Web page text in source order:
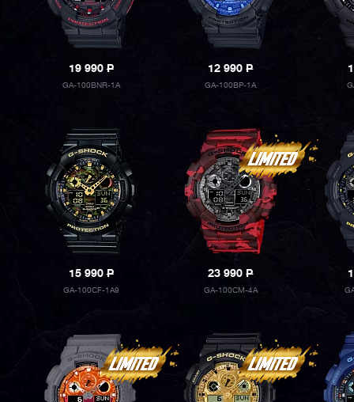
19 990P
GA-100BNR-1A
12 990P
GA-100BP-1A
15 990P
GA-100CF-1A9
23 990P
GA-100CM-4A